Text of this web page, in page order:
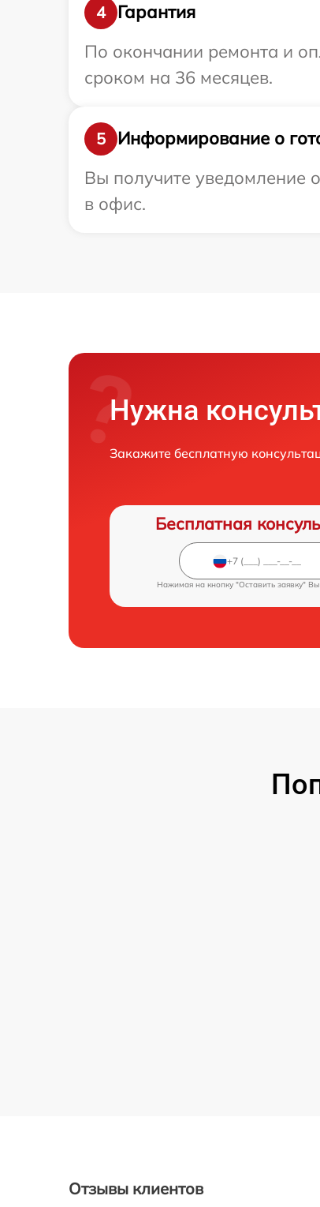
4
Гарантия
По окончании ремонта и
сроком на 36 месяцев.
5
Информирование о
Вы получите уведомление
в офис.
Нужна
Закажите бесплатную
Бесплатная
Нажимая на кнопку "Оставить заявку"
Отзывы клиентов